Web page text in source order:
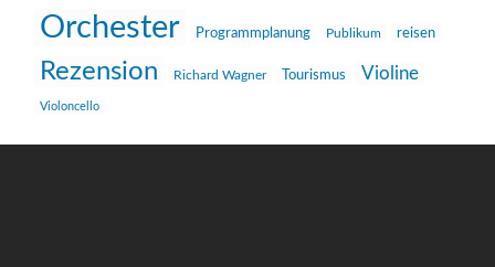
Orchester Programmplanung Publikum reisen
Rezension Richard Wagner Tourismus Violine
Violoncello